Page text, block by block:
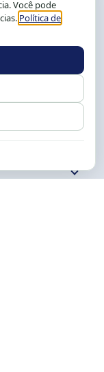
ou 2105
17h.
Fale conosco